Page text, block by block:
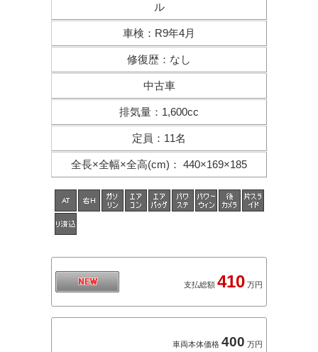
ル
車検 ： R9年4月
修復歴 ： なし
中古車
排気量 ： 1,600cc
定員 ： 11名
全長×全幅×全高(cm) ： 440×169×185
支払総額 410 万円
車両本体価格 400 万円